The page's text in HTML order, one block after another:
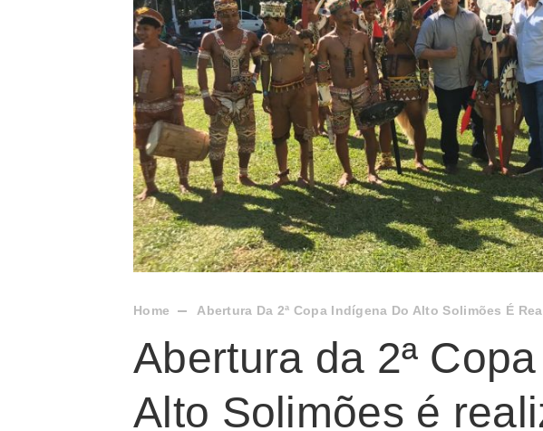
Home Abertura Da 2ª Copa Indígena Do Alto Solimões É
Abertura da 2ª
Alto Solimões é